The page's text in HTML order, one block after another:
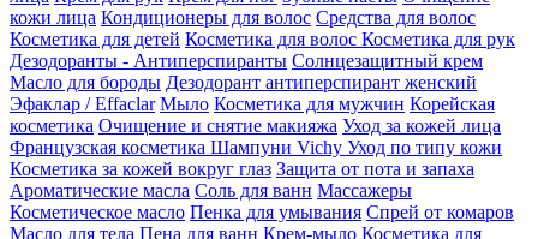
кожи лица Кондиционеры для волос Средства для волос
Косметика для детей Косметика для волос Косметика для рук
Дезодоранты - Антиперспиранты Солнцезащитный крем
Масло для бороды Дезодорант антиперспирант женский
Эфаклар / Effaclar Мыло Косметика для мужчин Корейская
косметика Очищение и снятие макияжа Уход за кожей лица
Французская косметика Шампуни Vichy Уход по типу кожи
Косметика за кожей вокруг глаз Защита от пота и запаха
Ароматические масла Соль для ванн Массажеры
Косметическое масло Пенка для умывания Спрей от комаров
Масло для тела Пена для ванн Крем-мыло Косметика для